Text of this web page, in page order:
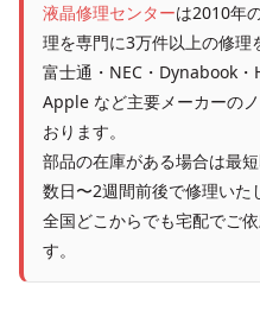
液晶修理センターは2010年
理を専門に3万件以上の修理
富士通・NEC・Dynabook・
Apple など主要メーカーの
おります。
部品の在庫がある場合は最
数日〜2週間前後で修理いた
全国どこからでも宅配でご
す。